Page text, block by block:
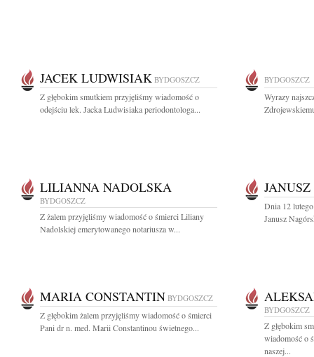
JACEK LUDWISIAK BYDGOSZCZ
Z głębokim smutkiem przyjęliśmy wiadomość o
odejściu lek. Jacka Ludwisiaka periodontologa...
BYDGOSZCZ
Wyrazy
LILIANNA NADOLSKA
BYDGOSZCZ
Z żalem przyjęliśmy wiadomość o śmierci Liliany
Nadolskiej emerytowanego notariusza w...
Dnia 12
Janusz
MARIA CONSTANTIN BYDGOSZCZ
Z głębokim żalem przyjęliśmy wiadomość o śmierci
Pani dr n. med. Marii Constantinou świetnego...
BYDGOSZCZ
Z głębokim
wiadomość o
naszej...